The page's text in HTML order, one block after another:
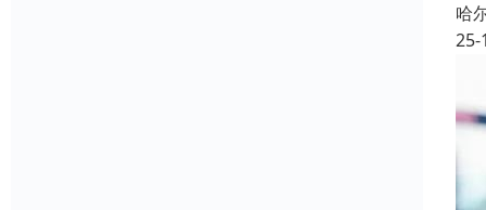
哈
25-